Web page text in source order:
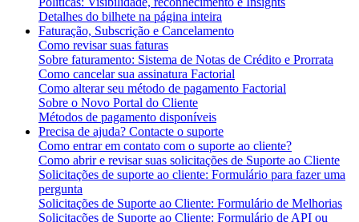
Detalhes do bilhete na página inteira
Faturação, Subscrição e Cancelamento
Como revisar suas faturas
Sobre faturamento: Sistema de Notas de Crédito e Prorrata
Como cancelar sua assinatura Factorial
Como alterar seu método de pagamento Factorial
Sobre o Novo Portal do Cliente
Métodos de pagamento disponíveis
Precisa de ajuda? Contacte o suporte
Como entrar em contato com o suporte ao cliente?
Como abrir e revisar suas solicitações de Suporte ao Cliente
Solicitações de suporte ao cliente: Formulário para fazer uma
pergunta
Solicitações de Suporte ao Cliente: Formulário de Melhorias
Solicitações de Suporte ao Cliente: Formulário de API ou